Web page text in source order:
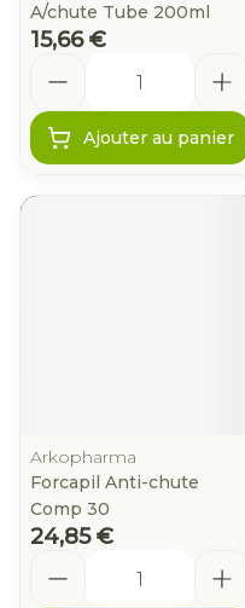
A/chute Tube 200ml
15,66 €
Ajouter au panier
Arkopharma
Forcapil Anti-chute
Comp 30
24,85 €